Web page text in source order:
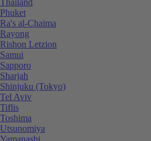
Phuket
Ra's al-Chaima
Rayong
Rishon Letzion
Samui
Sapporo
Sharjah
Shinjuku (Tokyo)
Tel Aviv
Tiflis
Toshima
Utsunomiya
Yamanashi